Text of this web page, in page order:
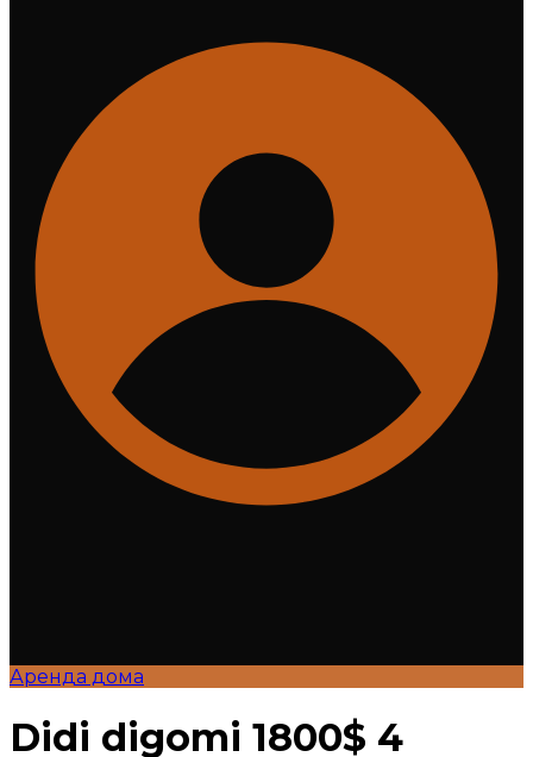
Аренда дома
Didi digomi 1800$ 4